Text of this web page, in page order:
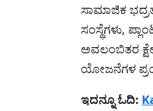
ಸಾಮಾಜಿಕ
ಸಂಸ್ಥೆಗಳು,
ಅವಲಂಬಿತರ
ಯೋಜನೆಗಳ
ಇದನ್ನೂ ಓದಿ: